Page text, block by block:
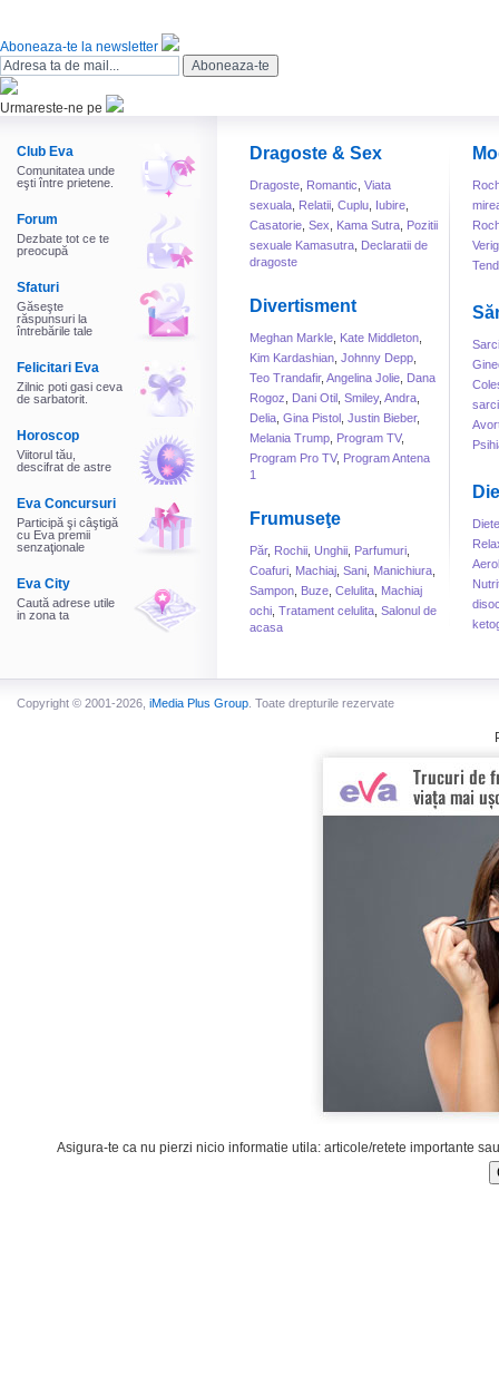
Aboneaza-te la newsletter
Urmareste-ne pe
Club Eva
Comunitatea unde
eşti între prietene.
Forum
Dezbate tot ce te
preocupă
Sfaturi
Găseşte
răspunsuri la
întrebările tale
Felicitari Eva
Zilnic poti gasi ceva
de sarbatorit.
Horoscop
Viitorul tău,
descifrat de astre
Eva Concursuri
Participă şi câştigă
cu Eva premii
senzaţionale
Eva City
Caută adrese utile
in zona ta
Dragoste & Sex
Dragoste Romantic Viata
sexuala Relatii Cuplu Iubire
Casatorie Sex Kama Sutra Pozitii
sexuale Kamasutra Declaratii de
dragoste
Divertisment
Meghan Markle Kate Middleton
Kim Kardashian Johnny Depp
Teo Trandafir, Angelina Jolie Dana
Rogoz
Dani Otil Smiley, Andra
Delia Gina Pistol Justin Bieber,
Melania Trump Program TV,
Program Pro TV, Program Antena
1
Frumuseţe
Păr, Rochii Unghii Parfumuri
Coafuri Machiaj Sani Manichiura
Sampon Buze Celulita Machiaj
ochi Tratament celulita Salonul de
acasa
Diete
Copyright © 2001-2026, iMedia Plus Group . Toate drepturile rezervate
Asigura-te ca nu pierzi nicio informatie utila: articole/retete importante